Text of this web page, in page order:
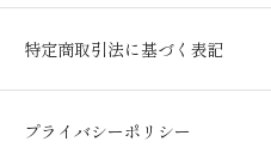
特定商取引法に基づく表記
プライバシーポリシー